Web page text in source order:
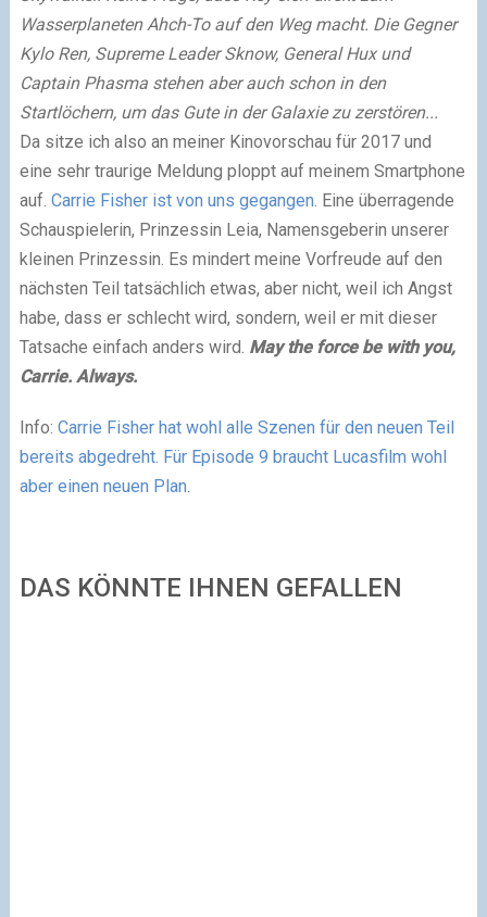
Wasserplaneten Ahch-To auf den Weg macht. Die Gegner
Kylo Ren, Supreme Leader Sknow, General Hux und
Captain Phasma stehen aber auch schon in den
Startlöchern, um das Gute in der Galaxie zu zerstören...
Da sitze ich also an meiner Kinovorschau für 2017 und
eine sehr traurige Meldung ploppt auf meinem Smartphone
auf. Carrie Fisher ist von uns gegangen. Eine überragende
Schauspielerin, Prinzessin Leia, Namensgeberin unserer
kleinen Prinzessin. Es mindert meine Vorfreude auf den
nächsten Teil tatsächlich etwas, aber nicht, weil ich Angst
habe, dass er schlecht wird, sondern, weil er mit dieser
Tatsache einfach anders wird. May the force be with you,
Carrie. Always.
Info: Carrie Fisher hat wohl alle Szenen für den neuen Teil
bereits abgedreht. Für Episode 9 braucht Lucasfilm wohl
aber einen neuen Plan.
DAS KÖNNTE IHNEN GEFALLEN